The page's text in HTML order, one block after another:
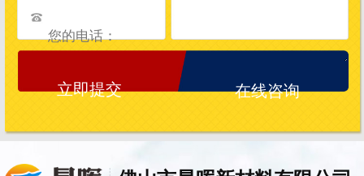
在线咨询